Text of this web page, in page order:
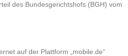
des Bundesgerichtshofs (BGH) vom
auf der Plattform „mobile.de“